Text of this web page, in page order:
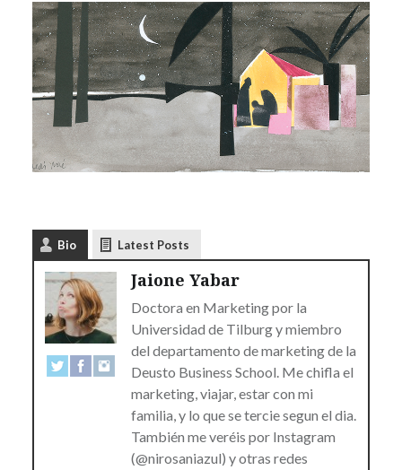
Bio Latest Posts
Jaione Yabar
Doctora en Marketing por la
Universidad de Tilburg y miembro
del departamento de marketing de la
Deusto Business School. Me chifla el
marketing, viajar, estar con mi
familia, y lo que se tercie segun el dia.
También me veréis por Instagram
(@nirosaniazul) y otras redes